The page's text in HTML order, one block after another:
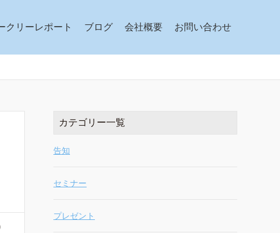
クリーレポート ブログ 会社概要 お問い合わせ
カテゴリー一覧
告知
セミナー
プレゼント